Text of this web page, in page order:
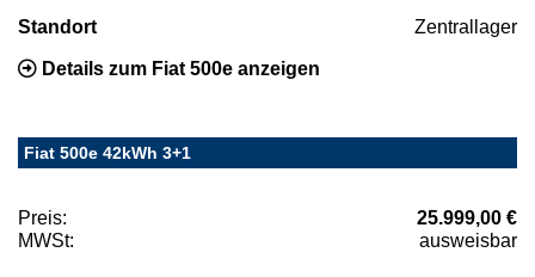
Standort Zentrallager
Details zum Fiat 500e anzeigen
Fiat 500e 42kWh 3+1
Preis:
25.999,00 €
MWSt:
ausweisbar